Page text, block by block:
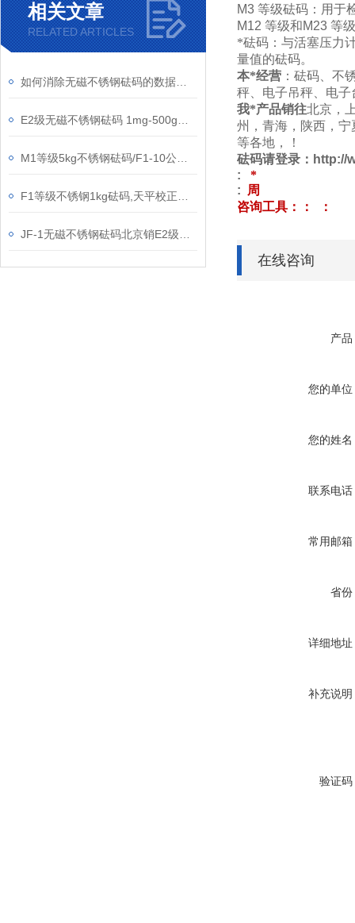
相关文章
RELATED ARTICLES
M3 等级砝码：用于
M12 等级和M23 等
*砝码：与活塞压力
量值的砝码。
本*经营 ：砝码、不
秤、电子吊秤、电
我*产品销往北京，
州，青海，陕西，
等各地，！
砝码请登录： http://
: *
:
周
咨询工具：
： ：
在线咨询
产品
您的单位
您的姓名
联系电话
常用邮箱
省份
详细地址
补充说明
验证码